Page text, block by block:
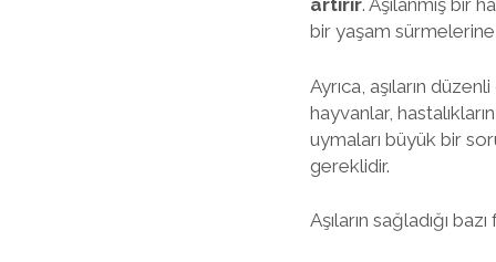
artırır. Aşılanmış bir
bir yaşam sürmelerine
Ayrıca, aşıların
hayvanlar,
uymaları büyük bir
gereklidir.
Aşıların sağladığı